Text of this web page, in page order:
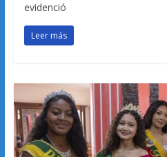
evidenció
Leer más